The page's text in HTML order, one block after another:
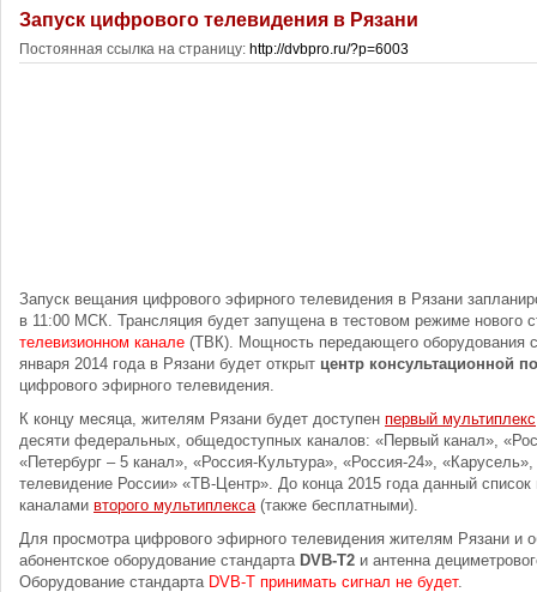
Запуск цифрового телевидения в Рязани
Постоянная ссылка на страницу: http://dvbpro.ru/?p=6003
Запуск вещания цифрового эфирного телевидения в Рязани
в 11:00 МСК. Трансляция будет запущена в тестовом режиме нового
телевизионном канале (ТВК). Мощность передающего оборудования
января 2014 года в Рязани будет открыт центр консультационной
цифрового эфирного телевидения.
К концу месяца, жителям Рязани будет доступен первый мультиплекс
десяти федеральных, общедоступных каналов: «Первый канал»,
«Петербург – 5 канал», «Россия-Культура», «Россия-24»,
телевидение России» «ТВ-Центр». До конца 2015 года данный
каналами второго мультиплекса(также бесплатными).
Для просмотра цифрового эфирного телевидения жителям Рязани и
абонентское оборудование стандарта DVB-T2 и антенна
Оборудование стандарта DVB-T принимать сигнал не будет.